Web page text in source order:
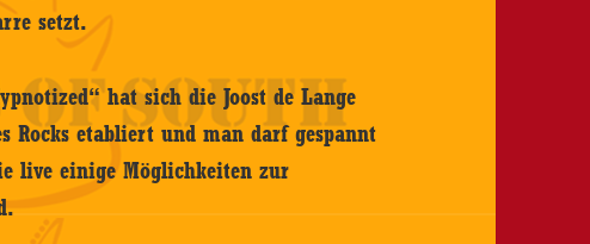
setzt.
hat sich die Joost de Lange
Rocks etabliert und man darf gespannt
live einige Möglichkeiten zur